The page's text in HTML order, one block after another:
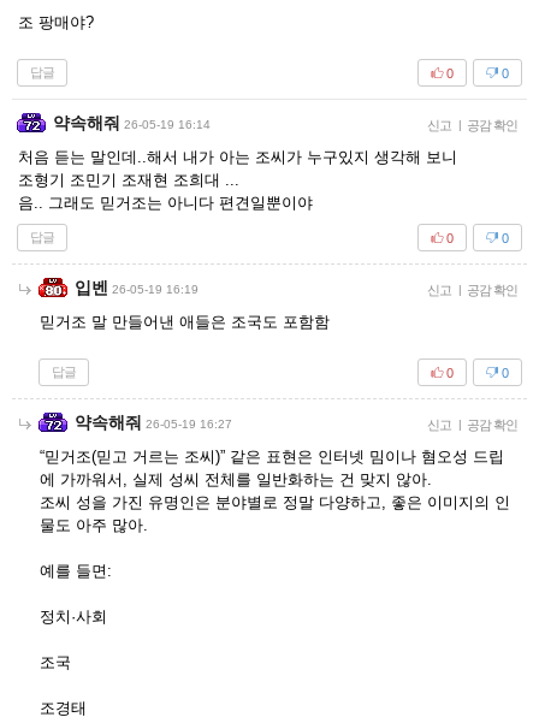
조 팡매야?
답글 0
0
약속해줘 26-05-19 16:14 신고 | 공감 확인
처음 듣는 말인데..해서 내가 아는 조씨가 누구있지 생각해 보니
조형기 조민기 조재현 조희대 ...
음.. 그래도 믿거조는 아니다 편견일뿐이야
답글 0
0
입벤 26-05-19 16:19 신고 | 공감 확인
믿거조 말 만들어낸 애들은 조국도 포함함
답글 0
0
약속해줘 26-05-19 16:27 신고 | 공감 확인
“믿거조(믿고 거르는 조씨)” 같은 표현은 인터넷 밈이나 혐오성 드립
에 가까워서, 실제 성씨 전체를 일반화하는 건 맞지 않아.
조씨 성을 가진 유명인은 분야별로 정말 다양하고, 좋은 이미지의 인
물도 아주 많아.
예를 들면:
정치·사회
조국
조경태